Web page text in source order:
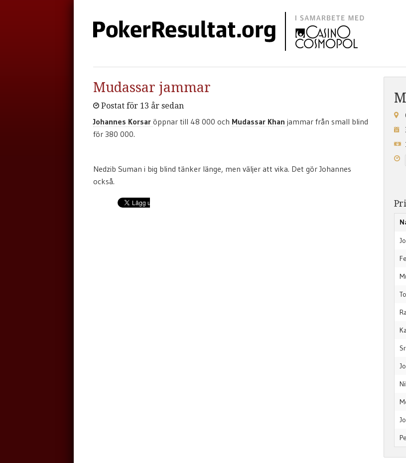
Mudassar jammar
Postat för 13 år sedan
Johannes Korsar öppnar till 48 000 och Mudassar Khan jammar från small blind
för 380 000.
Nedzib Suman i big blind tänker länge, men väljer att vika. Det gör Johannes
också.